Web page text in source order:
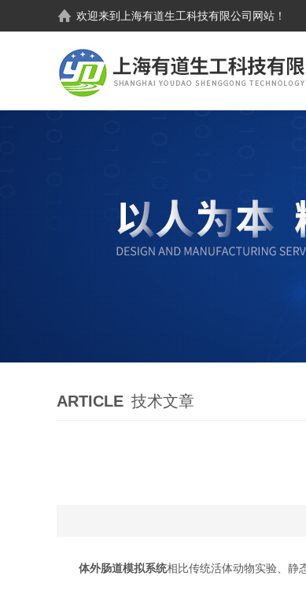
欢迎来到 上海有道生工科技有限公司 网站！
ARTICLE 技术文章
体外肠道模拟系统相比传统活体动物实验、静